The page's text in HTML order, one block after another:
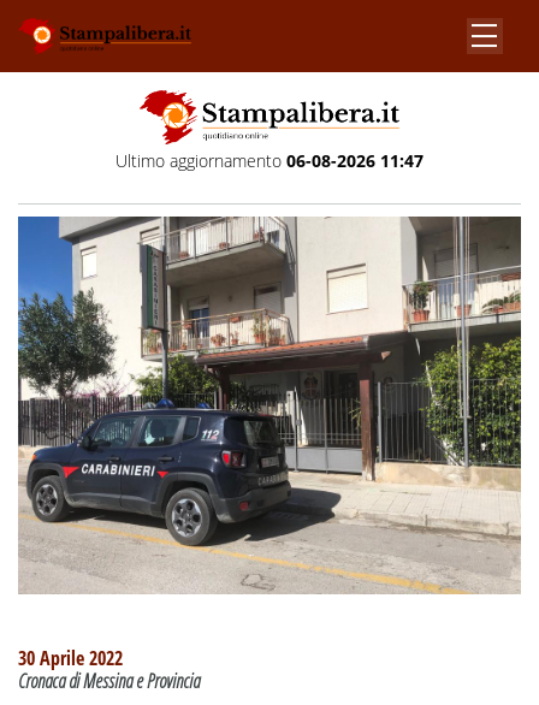
Ultimo aggiornamento 06-08-2026 11:47
30 Aprile 2022
Cronaca di Messina e Provincia